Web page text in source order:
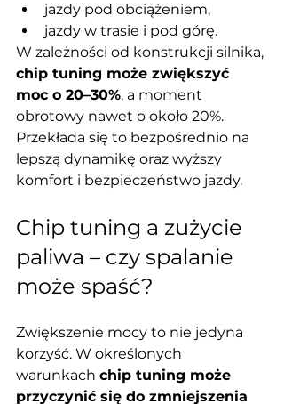
jazdy pod obciążeniem,
jazdy w trasie i pod górę.
W zależności od konstrukcji silnika,
chip tuning może zwiększyć
moc o 20–30%, a moment
obrotowy nawet o około 20%.
Przekłada się to bezpośrednio na
lepszą dynamikę oraz wyższy
komfort i bezpieczeństwo jazdy.
Chip tuning a zużycie
paliwa – czy spalanie
może spaść?
Zwiększenie mocy to nie jedyna
korzyść. W określonych
warunkach chip tuning może
przyczynić się do zmniejszenia